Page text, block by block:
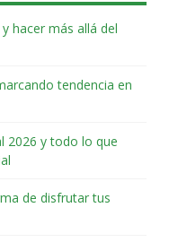
hacer más allá del
tendencia en
2026 y todo lo que
de disfrutar tus